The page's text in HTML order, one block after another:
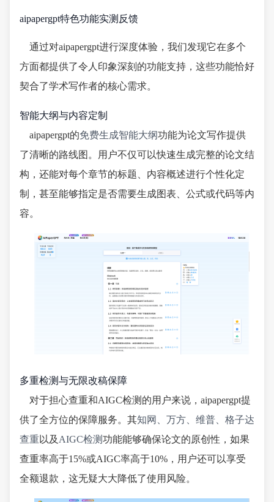
aipapergpt特色功能实测反馈
通过对aipapergpt进行深度体验，我们发现它在多个
方面都提供了令人印象深刻的功能支持，这些功能恰好
契合了学术写作者的核心需求。
智能大纲与内容定制
aipapergpt的免费生成智能大纲功能为论文写作提供
了清晰的路线图。用户不仅可以快速生成完整的论文结
构，还能对每个章节的标题、内容概述进行个性化定
制，甚至能够指定是否需要生成图表、公式或代码等内
容。
多重检测与无限改稿保障
对于担心查重和AIGC检测的用户来说，aipapergpt提
供了全方位的保障服务。其知网、万方、维普、格子达
查重 以及 AIGC检测功能能够确保论文的原创性，如果
查重率高于15%或AIGC率高于10%，用户还可以享受
全额退款，这无疑大大降低了使用风险。